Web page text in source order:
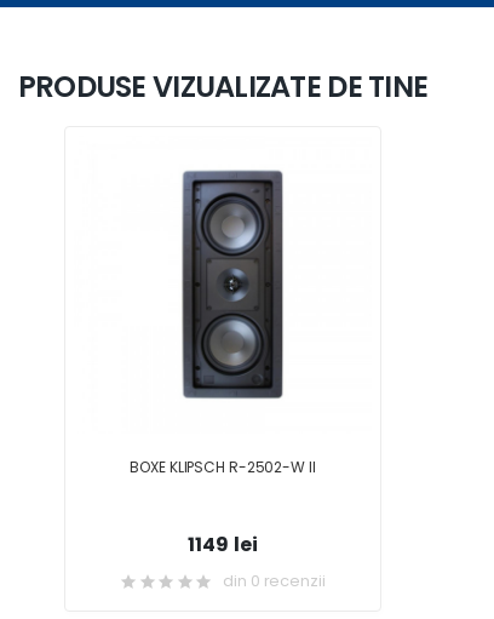
PRODUSE VIZUALIZATE DE TINE
BOXE KLIPSCH R-2502-W II
1149 lei
din 0 recenzii